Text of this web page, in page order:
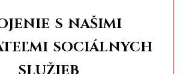
s našimi
sociálnych
služieb